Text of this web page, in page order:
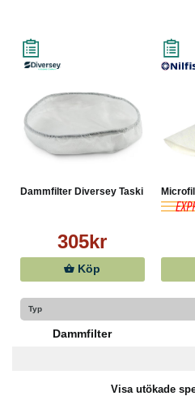
Dammfilter Diversey Taski A...
305kr
Köp
Typ
Dammfilter
Visa utökade